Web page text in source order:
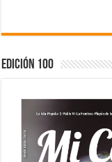
Edición 100